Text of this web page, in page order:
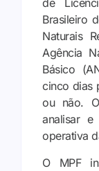
de
Brasileiro
Naturais
Agência
Básico
cinco dias
ou não.
analisar
operativa
O MPF